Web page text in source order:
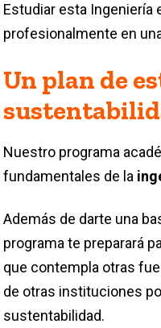
Estudiar esta Ingeniería
profesionalmente en
Un plan de
Nuestro programa
fundamentales de la
Además de darte una
programa te preparará
que contempla otras
de otras instituciones
sustentabilidad.